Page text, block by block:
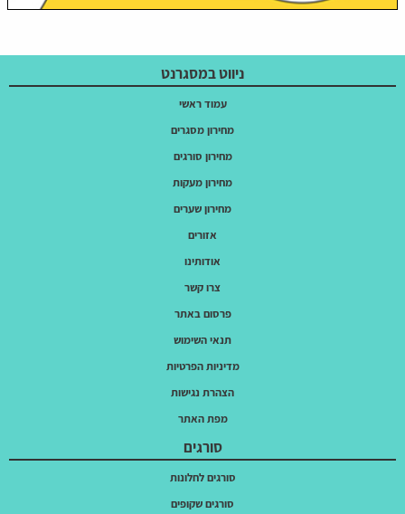
ניווט במסגרנט
עמוד ראשי
מחירון מסגרים
מחירון סורגים
מחירון מעקות
מחירון שערים
אזורים
אודותינו
צרו קשר
פרסום באתר
תנאי השימוש
מדיניות הפרטיות
הצהרת נגישות
מפת האתר
סורגים
סורגים לחלונות
סורגים שקופים